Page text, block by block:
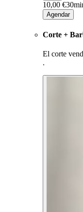
10,00 €
Agendar
Corte +
El corte
.